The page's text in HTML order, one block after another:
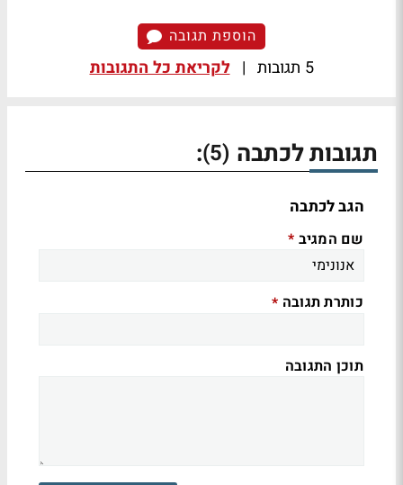
הוספת תגובה
5 תגובות | לקריאת כל התגובות
תגובות לכתבה (5)
:
הגב לכתבה
שם המגיב *
כותרת תגובה *
תוכן התגובה